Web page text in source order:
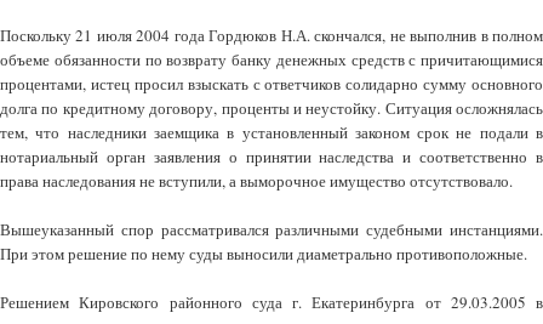
Поскольку 21 июля 2004 года Гордюков Н.А. скончался, не выполнив в полном
объеме обязанности по возврату банку денежных средств с причитающимися
процентами, истец просил взыскать с ответчиков солидарно сумму основного
долга по кредитному договору, проценты и неустойку. Ситуация осложнялась
тем, что наследники заемщика в установленный законом срок не подали в
нотариальный орган заявления о принятии наследства и соответственно в
права наследования не вступили, а выморочное имущество отсутствовало.
Вышеуказанный спор рассматривался различными судебными инстанциями.
При этом решение по нему суды выносили диаметрально противоположные.
Решением Кировского районного суда г. Екатеринбурга от 29.03.2005 в